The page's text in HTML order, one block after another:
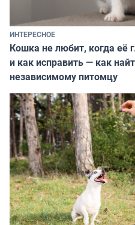
ИНТЕРЕСНОЕ
Кошка не любит, когда её
и как исправить — как
независимому питомцу